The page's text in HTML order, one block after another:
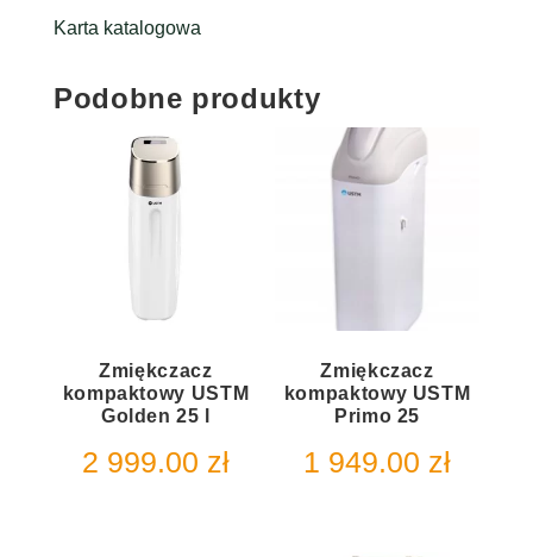
Karta katalogowa
Podobne produkty
Zmiękczacz
kompaktowy USTM
Golden 25 l
2 999.00 zł
Zmiękczacz
kompaktowy USTM
Primo 25
1 949.00 zł